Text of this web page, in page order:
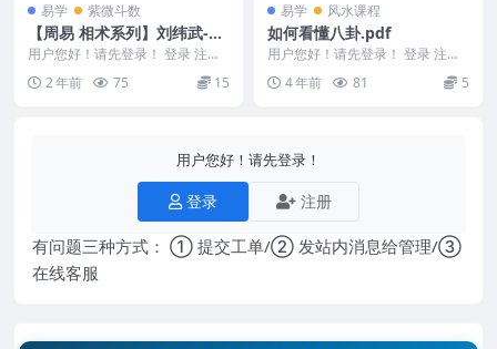
易学 紫微斗数
【周易 相术系列】刘纬武-斗
数乾坤解盘篇.pdf
用户您好！请先登录！ 登录 注册
【周易 相术系列】刘纬武-斗数乾
坤解盘篇.pd...
2 年前 75 15
易学 风水课程
如何看懂八卦.pdf
用户您好！请先登录！ 登录 注册
编号：MY2212-200-66 如何看懂
八卦...4 年前 81 5
用户您好！请先登录！
登录 注册
有问题三种方式： ① 提交工单/② 发站内消息给管理/③
在线客服